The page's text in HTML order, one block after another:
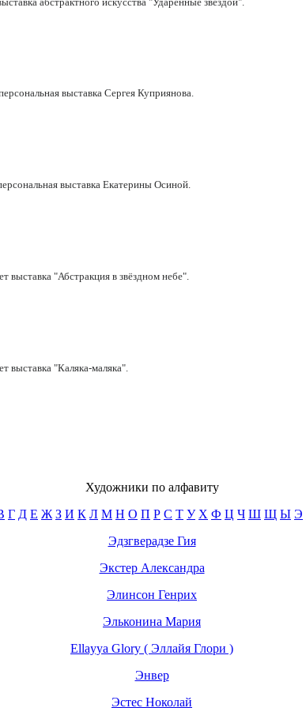
выставка Сергея Куприянова.
выставка Екатерины Осиной.
выставка "Абстракция в звёздном небе".
выставка "Каляка-маляка".
Художники по алфавиту
Г Д Е Ж З И К Л М Н О П Р С Т У Х Ф Ц Ч Ш Щ Ы Э
Эдзгверадзе Гия
Экстер Александра
Элинсон Генрих
Эльконина Мария
Ellayya Glory ( Эллайя Глори )
Энвер
Эстес Ноколай